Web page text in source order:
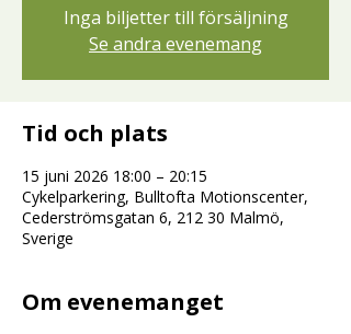
Inga biljetter till försäljning
Se andra evenemang
Tid och plats
15 juni 2026 18:00 – 20:15
Cykelparkering, Bulltofta Motionscenter,
Cederströmsgatan 6, 212 30 Malmö,
Sverige
Om evenemanget